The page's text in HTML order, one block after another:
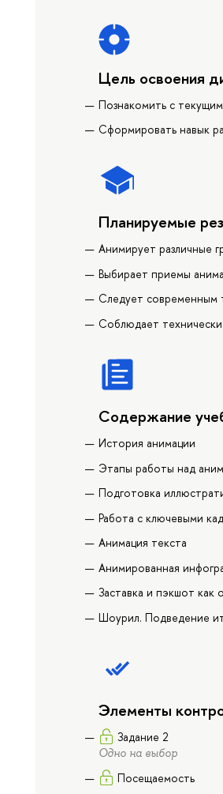
Цель освоения
Познакомить с
Сформировать навык
Планируемые
Анимирует различные
Выбирает приемы
Следует современным
Соблюдает
Содержание
История анимации
Этапы работы над
Подготовка
Работа с ключевыми
Анимация текста
Анимированная
Заставка и пэкшот как
Шоурил. Подведение
Элементы
Задание 2
Одно на выбор
Посещаемость